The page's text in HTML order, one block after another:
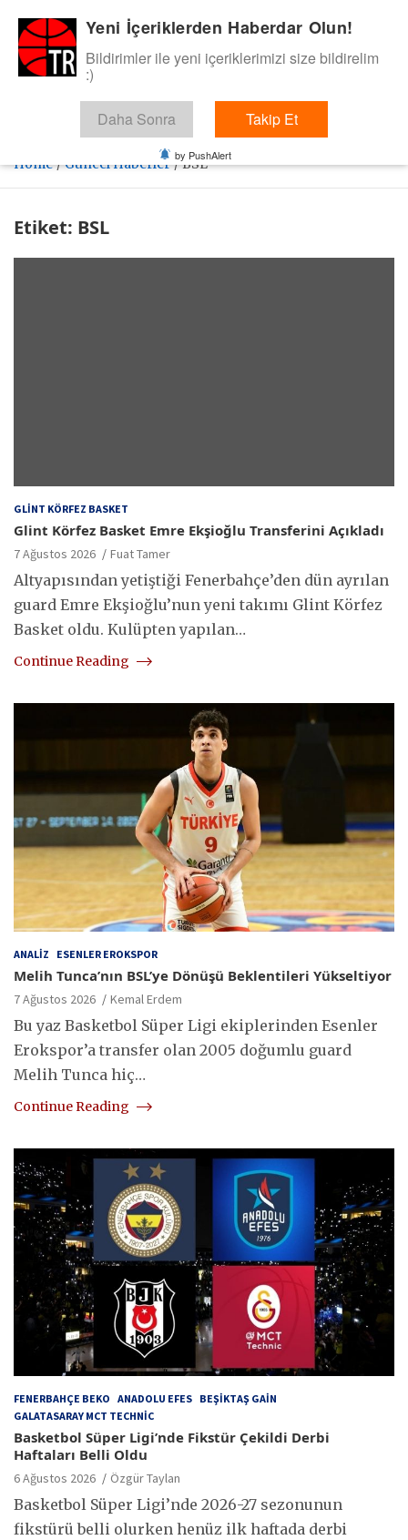
content
BasketTR
Sol dip çizgiden bir basket de bizden gelsin dedik.
Home Güncel Haberler BSL
Etiket: BSL
GLINT KÖRFEZ BASKET
Glint Körfez Basket Emre Ekşioğlu Transferini Açıkladı
7 Ağustos 2026 Fuat Tamer
Altyapısından yetiştiği Fenerbahçe’den dün ayrılan
guard Emre Ekşioğlu’nun yeni takımı Glint Körfez
Basket oldu. Kulüpten yapılan…
Continue Reading
ANALIZ ESENLER EROKSPOR
Melih Tunca’nın BSL’ye Dönüşü Beklentileri Yükseltiyor
7 Ağustos 2026 Kemal Erdem
Bu yaz Basketbol Süper Ligi ekiplerinden Esenler
Erokspor’a transfer olan 2005 doğumlu guard
Melih Tunca hiç…
Continue Reading
FENERBAHÇE BEKO ANADOLU EFES BEŞIKTAŞ GAIN
GALATASARAY MCT TECHNIC
Basketbol Süper Ligi’nde Fikstür Çekildi Derbi
Haftaları Belli Oldu
6 Ağustos 2026 Özgür Taylan
Basketbol Süper Ligi’nde 2026-27 sezonunun
fikstürü belli olurken henüz ilk haftada derbi
Yeni İçeriklerden Haberdar Olun!
Bildirimler ile yeni içeriklerimizi size bildirelim
:)
Daha Sonra Takip Et
by PushAlert